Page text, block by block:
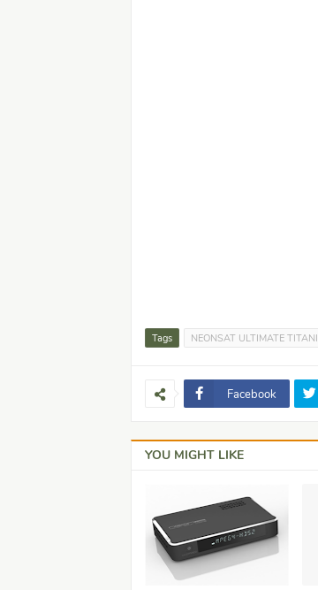
Tags NEONSAT ULTIMATE
Facebook
YOU MIGHT LIKE